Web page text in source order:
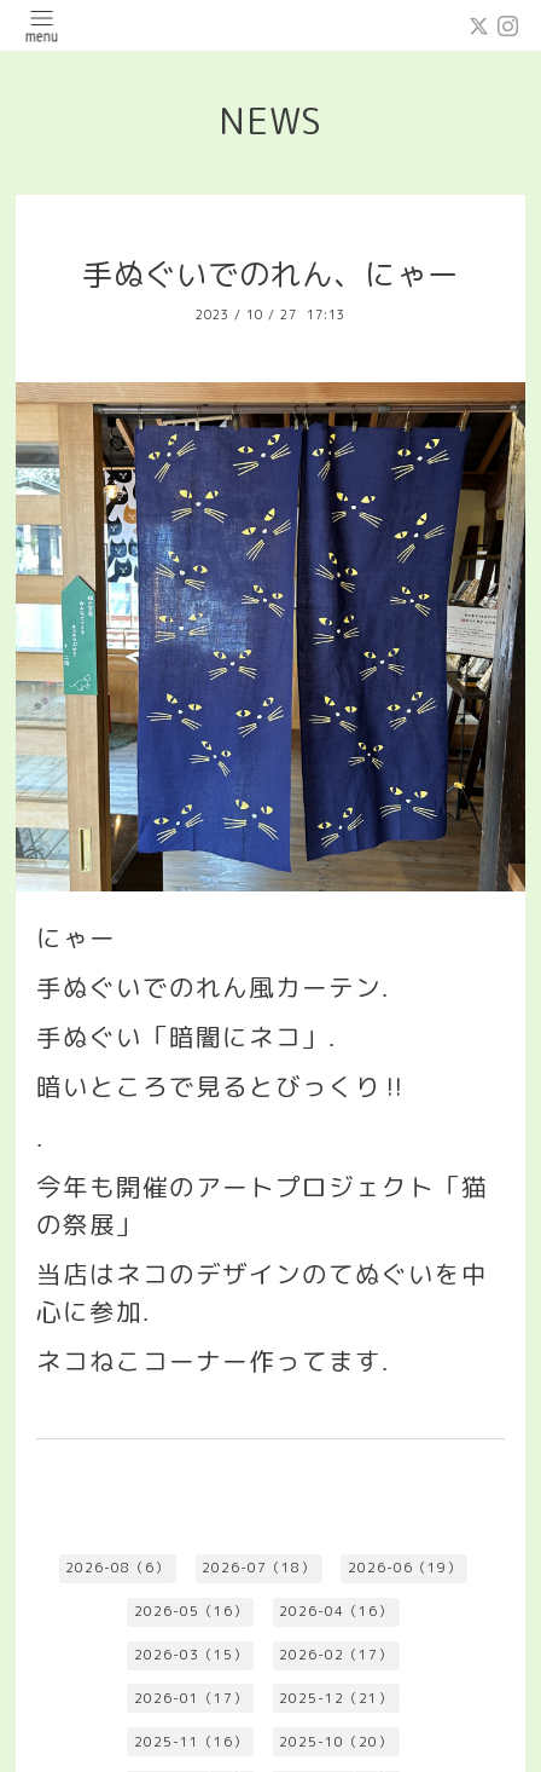
NEWS
手ぬぐいでのれん、にゃー
2023 / 10 / 27 17:13
にゃー
手ぬぐいでのれん風カーテン.
手ぬぐい「暗闇にネコ」 .
暗いところで見るとびっくり ‼️
.
今年も開催のアートプロジェクト「猫
の祭展」
当店はネコのデザインのてぬぐいを中
心に参加.
ネコねこコーナー作ってます.
2026-08（6） 2026-07（18） 2026-06（19）
2026-05（16） 2026-04（16）
2026-03（15） 2026-02（17）
2026-01（17） 2025-12（21）
2025-11（16） 2025-10（20）